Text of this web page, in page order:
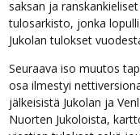
saksan ja
tulosarkisto, jonka
Jukolan tulokset
Seuraava iso muutos
osa ilmestyi
jälkeisistä Jukolan ja
Nuorten Jukoloista,